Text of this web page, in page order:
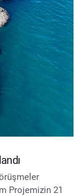
Projemizin 21